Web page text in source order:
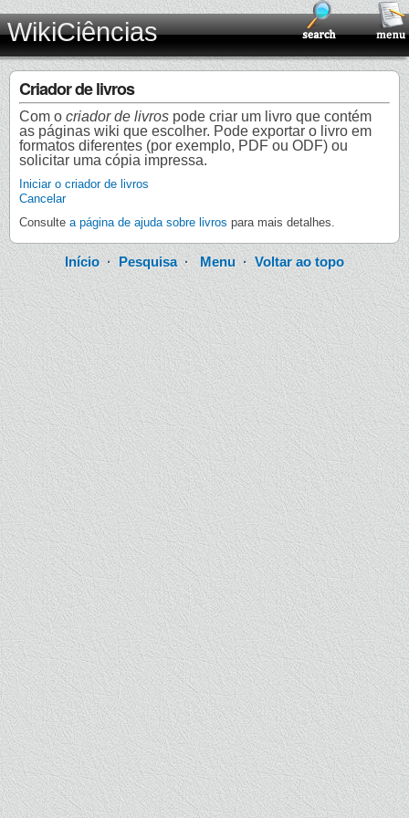
WikiCiências
Criador de livros
Com o criador de livros pode criar um livro que contém
as páginas wiki que escolher. Pode exportar o livro em
formatos diferentes (por exemplo, PDF ou ODF) ou
solicitar uma cópia impressa.
Iniciar o criador de livros
Cancelar
Consulte a página de ajuda sobre livros para mais detalhes.
Início· Pesquisa·Menu · Voltar ao topo